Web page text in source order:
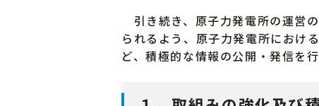
引き続き、原子力発電所の運営
られるよう、原子力発電所におけ
ど、積極的な情報の公開・発信を行